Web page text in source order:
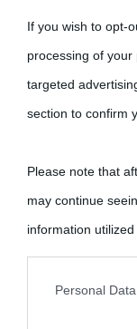
If you wish to opt-
processing of
targeted
section to confirm
Please note that
may continue
information
third parties prior
Personal